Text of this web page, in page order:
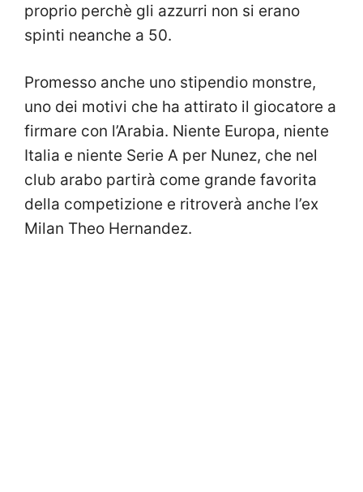
proprio perchè gli azzurri non si erano
spinti neanche a 50.
Promesso anche uno stipendio monstre,
uno dei motivi che ha attirato il giocatore a
firmare con l’Arabia. Niente Europa, niente
Italia e niente Serie A per Nunez, che nel
club arabo partirà come grande favorita
della competizione e ritroverà anche l’ex
Milan Theo Hernandez.